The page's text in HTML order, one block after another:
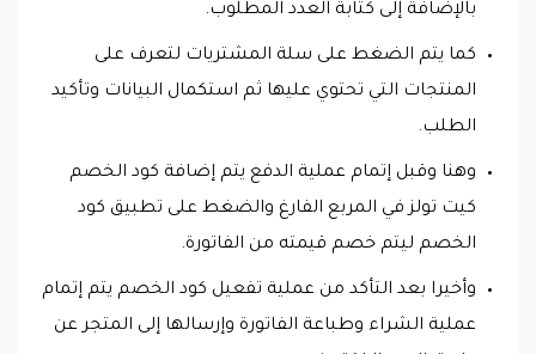
بالإضافة إلى كتابة العدد المطلوب.
كما يتم الضغط على سلة المشتريات لتعرف على
المنتجات التي تحتوي عليها ثم استكمال البيانات وتأكيد
الطلب.
وهنا وقبل إتمام عملية الدفع يتم إضافة كود الخصم
كيت تولز في المربع الفارغ والضغط على تطبيق كود
الخصم ليتم خصم قيمته من الفاتورة.
وأخيرا بعد التأكد من عملية تفعيل كود الخصم يتم إتمام
عملية الشراء وطباعة الفاتورة وإرسالها إلى المتجر عن